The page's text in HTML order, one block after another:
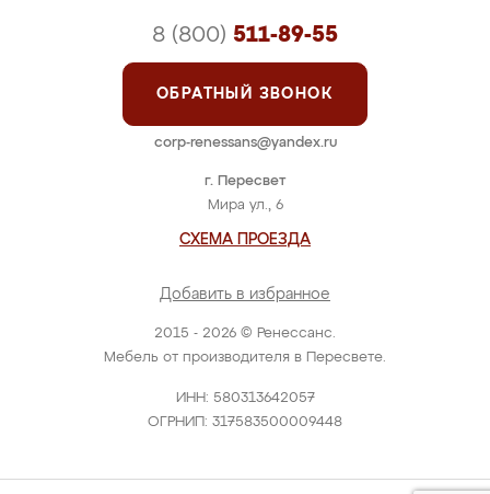
2015 - 2026 © Ренессанс.
Мебель от производителя в Пересвете.
ИНН: 580313642057
ОГРНИП: 317583500009448
г. Пересвет
Мира ул., 6
СХЕМА ПРОЕЗДА
Добавить в избранное
8 (800) 511-89-55
ОБРАТНЫЙ ЗВОНОК
corp-renessans@yandex.ru